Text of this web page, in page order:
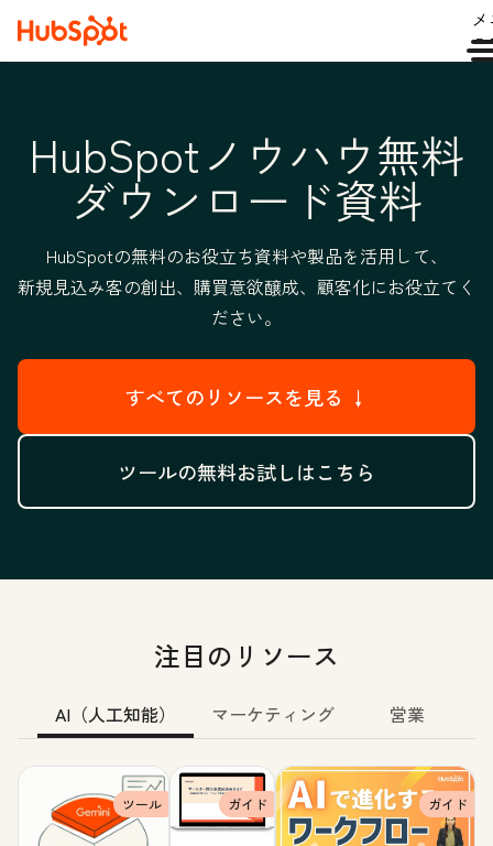
HubSpotノウハウ無料
ダウンロード資料
HubSpotの無料のお役立ち資料や製品を活用して、
新規見込み客の創出、購買意欲醸成、顧客化にお役立てく
ださい。
すべてのリソースを見る ↓
ツールの無料お試しはこちら
注目のリソース
AI（人工知能） マーケティング 営業
ツール ガイド ガイド